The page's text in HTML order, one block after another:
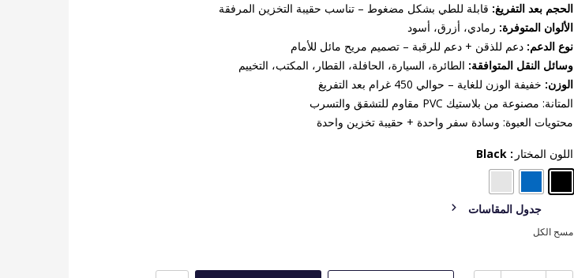
الحجم بعد التفريغ: قابلة للطي بشكل مضغوط – تناسب حقيبة التخزين المرفقة
الألوان المتوفرة: رمادي، أزرق، أسود
نوع الدعم: دعم للذقن + دعم للرقبة – تصميم مريح مائل للأمام
وسائل النقل المتوافقة: الطائرة، السيارة، الحافلة، القطار، المكتب، التخييم
الوزن: خفيفة الوزن للغاية – حوالي 450 غرام بعد التفريغ
المتانة: مصنوعة من بلاستيك PVC مقاوم للتشقق والتسرب
محتويات العبوة: وسادة سفر واحدة + حقيبة تخزين واحدة
اللون المختار : Black
جدول المقاسات
مسح الكل